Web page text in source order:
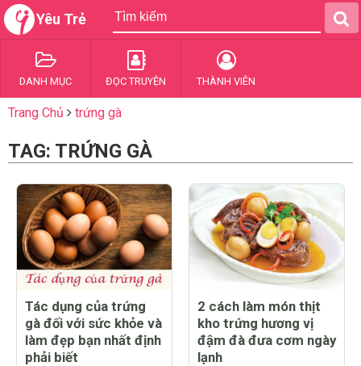
Yêu Trẻ
DANH MỤC ĐỌC TRUYỆN THÀNH VIÊN
Trang Chủ trứng gà
TAG: TRỨNG GÀ
Tác dụng của trứng
gà đối với sức khỏe và
làm đẹp bạn nhất định
phải biết
2 cách làm món thịt
kho trứng hương vị
đậm đà đưa cơm ngày
lạnh